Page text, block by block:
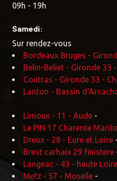
09h - 19h
Samedi:
Sur rendez-vous
Bordeaux Bruges -
Belin-Beliet - Gironde 33
Coutras - Gironde 33 -
Lanton - Bassin
Limoux - 11 - Aude -
Le PIN 17 Charente
Dreux - 28 - Eure et Loire -
Brest carhaix 29 finistere
Langeac - 43 - haute Loire
Metz - 57 - Moselle -